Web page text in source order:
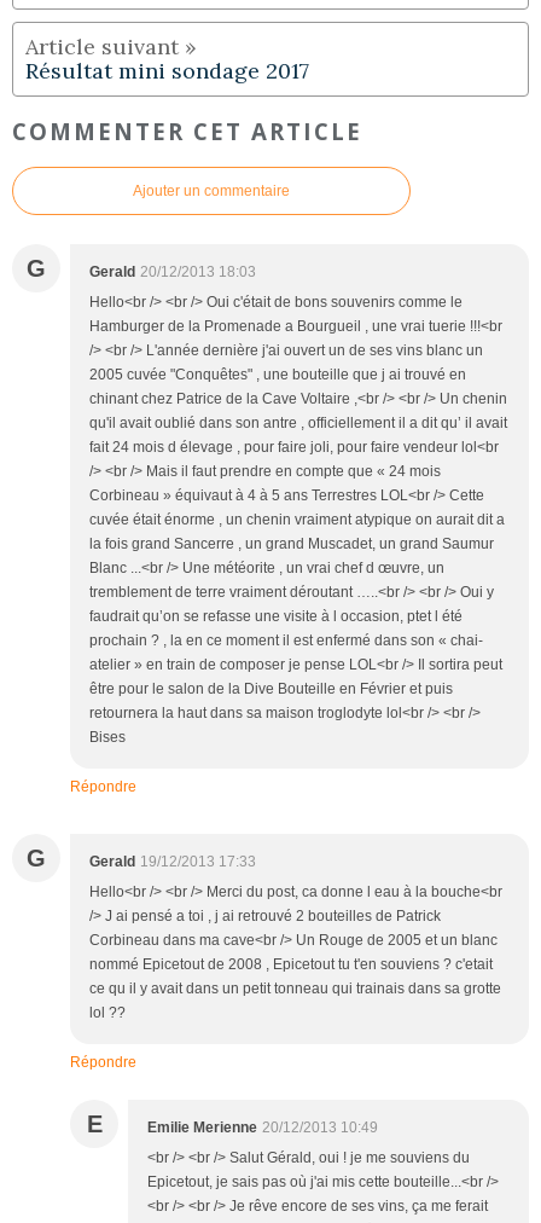
Résultat mini sondage 2017
COMMENTER CET ARTICLE
Ajouter un commentaire
G Gerald 20/12/2013 18:03
Hello<br /> <br /> Oui c'était de bons souvenirs comme le
Hamburger de la Promenade a Bourgueil , une vrai tuerie !!!<br
/> <br /> L'année dernière j'ai ouvert un de ses vins blanc un
2005 cuvée "Conquêtes" , une bouteille que j ai trouvé en
chinant chez Patrice de la Cave Voltaire ,<br /> <br /> Un chenin
qu'il avait oublié dans son antre , officiellement il a dit qu’ il avait
fait 24 mois d élevage , pour faire joli, pour faire vendeur lol<br
/> <br /> Mais il faut prendre en compte que « 24 mois
Corbineau » équivaut à 4 à 5 ans Terrestres LOL<br /> Cette
cuvée était énorme , un chenin vraiment atypique on aurait dit a
la fois grand Sancerre , un grand Muscadet, un grand Saumur
Blanc ...<br /> Une météorite , un vrai chef d œuvre, un
tremblement de terre vraiment déroutant …..<br /> <br /> Oui y
faudrait qu’on se refasse une visite à l occasion, ptet l été
prochain ? , la en ce moment il est enfermé dans son « chai-
atelier » en train de composer je pense LOL<br /> Il sortira peut
être pour le salon de la Dive Bouteille en Février et puis
retournera la haut dans sa maison troglodyte lol<br /> <br />
Bises
Répondre
G Gerald 19/12/2013 17:33
Hello<br /> <br /> Merci du post, ca donne l eau à la bouche<br
/> J ai pensé a toi , j ai retrouvé 2 bouteilles de Patrick
Corbineau dans ma cave<br /> Un Rouge de 2005 et un blanc
nommé Epicetout de 2008 , Epicetout tu t'en souviens ? c'etait
ce qu il y avait dans un petit tonneau qui trainais dans sa grotte
lol ??
Répondre
E Emilie Merienne 20/12/2013 10:49
<br /> <br /> Salut Gérald, oui ! je me souviens du
Epicetout, je sais pas où j'ai mis cette bouteille...<br />
<br /> <br /> Je rêve encore de ses vins, ça me ferait